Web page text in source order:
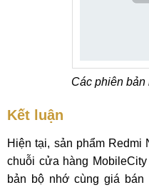
Các phiên bản
Kết luận
Hiện tại, sản phẩm Redmi
chuỗi cửa hàng
bản bộ nhớ cùng giá